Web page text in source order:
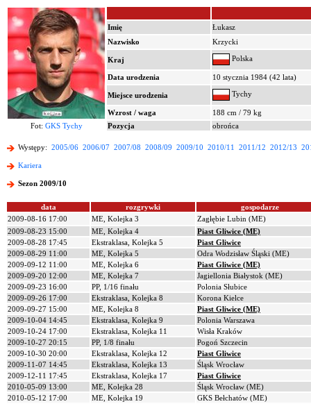
Imię
Łukasz
Nazwisko
Krzycki
Kraj Polska
Data urodzenia 10 stycznia 1984 (42 lata)
Miejsce urodzenia Tychy
Wzrost / waga
188 cm / 79 kg
Fot: GKS Tychy Pozycja obrońca
Występy: 2005/06 2006/07 2007/08 2008/09 2009/10 2010/11 2011/12 2012/13
Kariera
Sezon 2009/10
data rozgrywki
gospodarze
2009-08-16 17:00
ME, Kolejka 3
Zagłębie Lubin (ME)
2009-08-23 15:00
ME, Kolejka 4
Piast Gliwice (ME)
2009-08-28 17:45
Ekstraklasa, Kolejka 5
Piast Gliwice
2009-08-29 11:00
ME, Kolejka 5
Odra Wodzisław Śląski (ME)
2009-09-12 11:00
ME, Kolejka 6
Piast Gliwice (ME)
2009-09-20 12:00
ME, Kolejka 7
Jagiellonia Białystok (ME)
2009-09-23 16:00
PP, 1/16 finału
Polonia Słubice
2009-09-26 17:00
Ekstraklasa, Kolejka 8
Korona Kielce
2009-09-27 15:00
ME, Kolejka 8
Piast Gliwice (ME)
2009-10-04 14:45
Ekstraklasa, Kolejka 9
Polonia Warszawa
2009-10-24 17:00
Ekstraklasa, Kolejka 11
Wisła Kraków
2009-10-27 20:15
PP, 1/8 finału
Pogoń Szczecin
2009-10-30 20:00
Ekstraklasa, Kolejka 12
Piast Gliwice
2009-11-07 14:45
Ekstraklasa, Kolejka 13
Śląsk Wrocław
2009-12-11 17:45
Ekstraklasa, Kolejka 17
Piast Gliwice
2010-05-09 13:00
ME, Kolejka 28
Śląsk Wrocław (ME)
2010-05-12 17:00
ME, Kolejka 19
GKS Bełchatów (ME)